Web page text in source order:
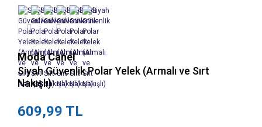
Moda Canel
Siyah Güvenlik Polar Yelek (Armalı ve Sırt
Nakışlı)
609,99 TL